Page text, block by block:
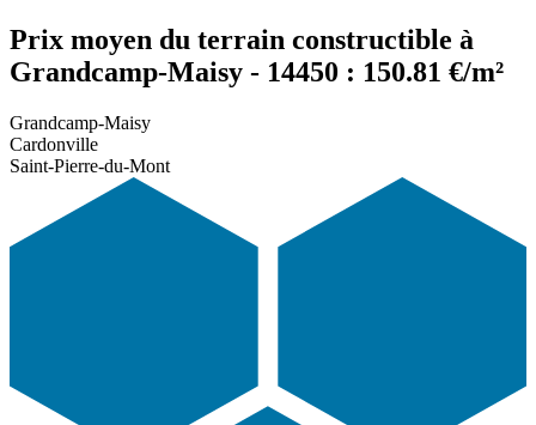
Prix moyen du terrain constructible à
Grandcamp-Maisy - 14450 : 150.81 €/m²
Grandcamp-Maisy
Cardonville
Saint-Pierre-du-Mont